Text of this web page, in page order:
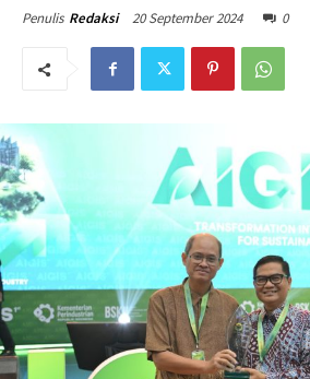
Penulis Redaksi 20 September 2024 0